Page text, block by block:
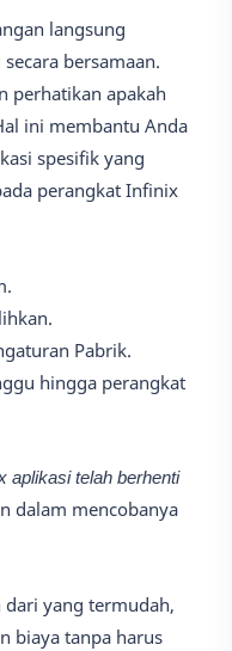
langsung
bersamaan.
perhatikan apakah
ini membantu Anda
spesifik yang
perangkat Infinix
Pabrik.
hingga perangkat
aplikasi telah berhenti
dalam mencobanya
yang termudah,
biaya tanpa harus